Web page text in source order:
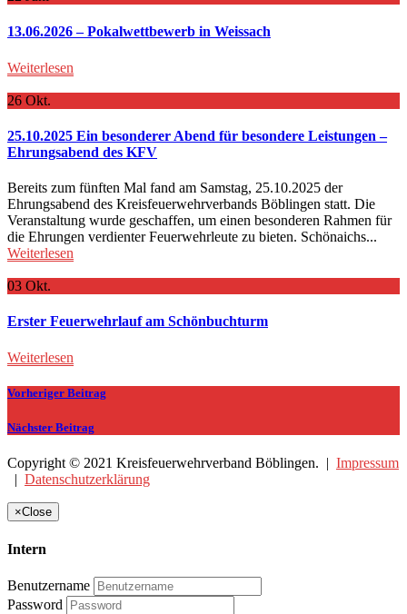
13.06.2026 – Pokalwettbewerb in Weissach
Weiterlesen
26 Okt.
25.10.2025 Ein besonderer Abend für besondere Leistungen –
Ehrungsabend des KFV
Bereits zum fünften Mal fand am Samstag, 25.10.2025 der
Ehrungsabend des Kreisfeuerwehrverbands Böblingen statt. Die
Veranstaltung wurde geschaffen, um einen besonderen Rahmen für
die Ehrungen verdienter Feuerwehrleute zu bieten. Schönaichs...
Weiterlesen
03 Okt.
Erster Feuerwehrlauf am Schönbuchturm
Weiterlesen
Vorheriger Beitrag
Nächster Beitrag
Copyright © 2021 Kreisfeuerwehrverband Böblingen. | Impressum
| Datenschutzerklärung
×Close
Intern
Benutzername
Password